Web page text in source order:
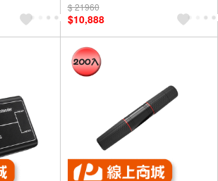
$ 21960
$10,888